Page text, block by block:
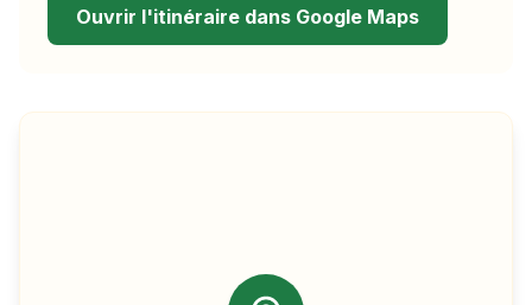
Ouvrir l'itinéraire dans Google Maps